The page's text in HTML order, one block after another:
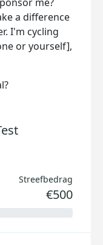
a difference
I'm cycling
or yourself],
Streefbedrag
€500